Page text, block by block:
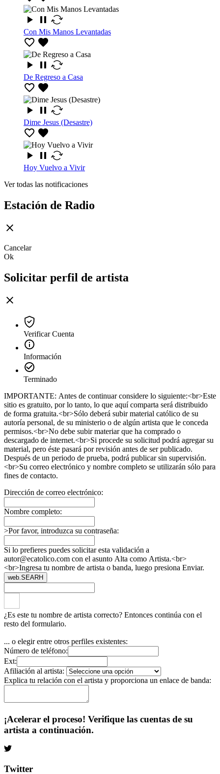
Con Mis Manos Levantadas
De Regreso a Casa
Dime Jesus (Desastre)
Hoy Vuelvo a Vivir
Ver todas las notificaciones
Estación de Radio
Cancelar
Ok
Solicitar perfil de artista
Verificar Cuenta
Información
Terminado
IMPORTANTE: Antes de continuar considere lo siguiente:<br>Este
sitio es gratuito, por lo tanto, lo que aquí comparta será distribuido
de forma gratuita.<br>Sólo deberá subir material católico de su
autoría personal, de su ministerio o de algún artista que le conceda
permisos.<br>No debe subir materiar que ha comprado o
descargado de internet.<br>Si procede su solicitud podrá agregar su
material, pero éste pasará por revisión antes de ser publicado.
Después de un periodo de prueba, podrá publicar sin supervisión.
<br>Su correo electrónico y nombre completo se utilizarán sólo para
fines de contacto.
Dirección de correo electrónico:
Nombre completo:
>Por favor, introduzca su contraseña:
Si lo prefieres puedes solicitar esta validación a
autor@ecatolico.com con el asunto Alta como Artista.<br>
<br>Ingresa tu nombre de artista o banda, luego presiona Enviar.
web.SEARH
¿Es este tu nombre de artista correcto? Entonces continúa con el
resto del formulario.
... o elegir entre otros perfiles existentes:
Número de teléfono:
Ext:
Afiliación al artista:
Explica tu relación con el artista y proporciona un enlace de banda:
¡Acelerar el proceso! Verifique las cuentas de su
artista a continuación.
Twitter